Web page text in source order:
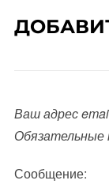
Ваш адрес
Обязательные
Сообщение: